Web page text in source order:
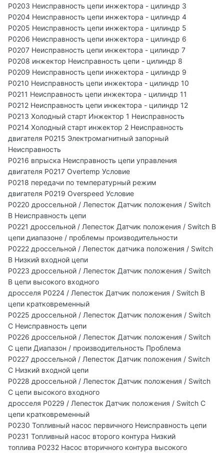
P0203 Неисправность цепи инжектора - цилиндр 3
P0204 Неисправность цепи инжектора - цилиндр 4
P0205 Неисправность цепи инжектора - цилиндр 5
P0206 Неисправность цепи инжектора - цилиндр 6
P0207 Неисправность цепи инжектора - цилиндр 7
P0208 инжектор Неисправность цепи - цилиндр 8
P0209 Неисправность цепи инжектора - цилиндр 9
P0210 Неисправность цепи инжектора - цилиндр 10
P0211 Неисправность цепи инжектора - цилиндр 11
P0212 Неисправность цепи инжектора - цилиндр 12
P0213 Холодный старт Инжектор 1 Неисправность
P0214 Холодный старт инжектор 2 Неисправность
двигателя P0215 Электромагнитный запорный
Неисправность
P0216 впрыска Неисправность цепи управления
двигателя P0217 Overtemp Условие
P0218 передачи по температурный режим
двигателя P0219 Overspeed Условие
P0220 дроссельной / Лепесток Датчик положения / Switch
B Неисправность цепи
P0221 дроссельной / Лепесток Датчик положения / Switch B
цепи диапазоне / проблемы производительности
P0222 дроссельной / Лепесток датчика положения / Switch
B Низкий входной цепи
P0223 дроссельной / Лепесток Датчик положения / Switch
B цепи высокого входного
дросселя P0224 / Лепесток Датчик положения / Switch B
цепи кратковременный
P0225 дроссельной / Лепесток Датчик положения / Switch
C Неисправность цепи
P0226 дроссельной / Лепесток Датчик положения / Switch
C цепи Диапазон / производительность Проблема
P0227 дроссельной / Лепесток Датчик положения / Switch
C Низкий входной цепи
P0228 дроссельной / Лепесток Датчик положения / Switch
C цепи высокого входного
дросселя P0229 / Лепесток Датчик положения / Switch C
цепи кратковременный
P0230 Топливный насос первичного Неисправность цепи
P0231 Топливный насос второго контура Низкий
топлива P0232 Насос вторичного контура высокого